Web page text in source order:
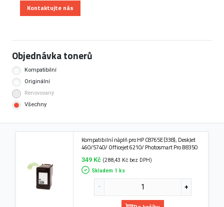
Kontaktujte nás
Objednávka tonerů
Kompatibilní
Originální
Renovovaný
Všechny
Kompatibilní náplň pro HP C8765E (338), DeskJet
460/5740/ Officejet 6210/ Photosmart Pro B8350
349 Kč (288,43 Kč bez DPH)
Skladem 1 ks